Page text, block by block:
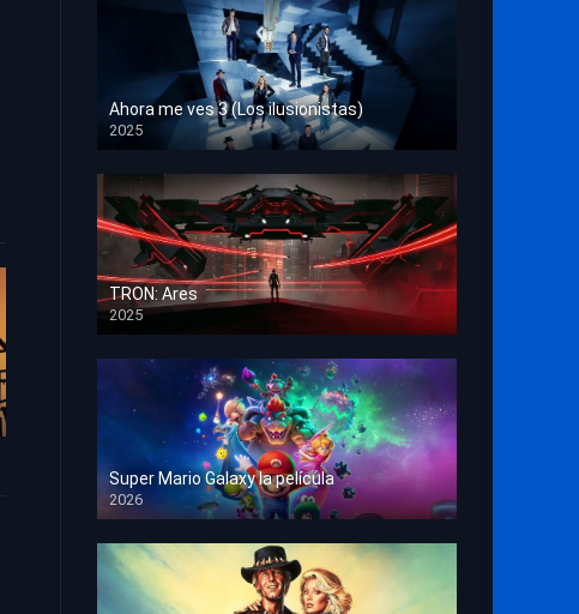
Ahora me ves 3 (Los ilusionistas)
2025
HD 1080p
TRON: Ares
2025
HD 1080p
Super Mario Galaxy la película
2026
HD 1080p